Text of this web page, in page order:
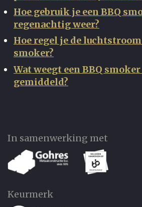
Hoe gebruik je een BBQ
regenachtig weer?
Hoe regel je de luchtstroom
smoker?
Wat weegt een BBQ
gemiddeld?
In samenwerking met
Keurmerk